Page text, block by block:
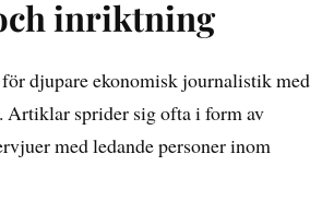
inriktning
djupare ekonomisk journalistik med
Artiklar sprider sig ofta i form av
med ledande personer inom